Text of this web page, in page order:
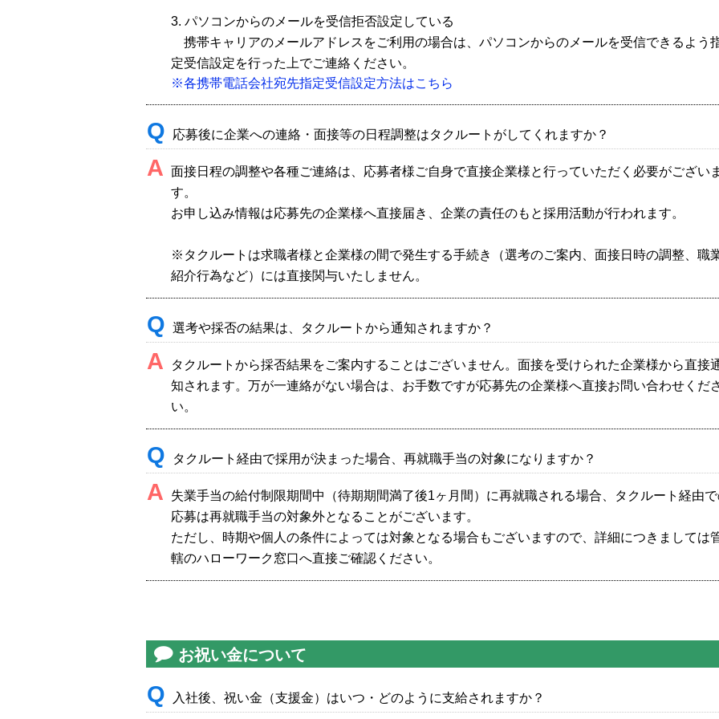
3. パソコンからのメールを受信拒否設定している
携帯キャリアのメールアドレスをご利用の場合は、パソコンからのメールを受信できるよう
定受信設定を行った上でご連絡ください。
※各携帯電話会社宛先指定受信設定方法はこちら
Q 応募後に企業への連絡・面接等の日程調整はタクルートがしてくれますか？
A 面接日程の調整や各種ご連絡は、応募者様ご自身で直接企業様と行っていただく必要がございま
す。
お申し込み情報は応募先の企業様へ直接届き、企業の責任のもと採用活動が行われます。
※タクルートは求職者様と企業様の間で発生する手続き（選考のご案内、面接日時の調整、職
紹介行為など）には直接関与いたしません。
Q 選考や採否の結果は、タクルートから通知されますか？
A
タクルートから採否結果をご案内することはございません。面接を受けられた企業様から直接
知されます。万が一連絡がない場合は、お手数ですが応募先の企業様へ直接お問い合わせくだ
い。
Q タクルート経由で採用が決まった場合、再就職手当の対象になりますか？
A
失業手当の給付制限期間中（待期期間満了後1ヶ月間）に再就職される場合、タクルート経由
応募は再就職手当の対象外となることがございます。
ただし、時期や個人の条件によっては対象となる場合もございますので、詳細につきましては
轄のハローワーク窓口へ直接ご確認ください。
お祝い金について
Q 入社後、祝い金（支援金）はいつ・どのように支給されますか？